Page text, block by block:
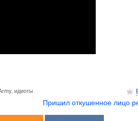
, идиоты
Пришил откушенное лицо